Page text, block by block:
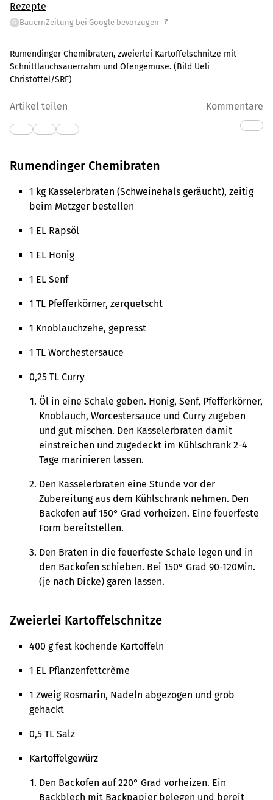
Rezepte
G BauernZeitung bei Google bevorzugen ?
Rumendinger Chemibraten, zweierlei Kartoffelschnitze mit
Schnittlauchsauerrahm und Ofengemüse. (Bild Ueli
Christoffel/SRF)
Artikel teilen Kommentare
Rumendinger Chemibraten
1 kg Kasselerbraten (Schweinehals geräucht), zeitig
beim Metzger bestellen
1 EL Rapsöl
1 EL Honig
1 EL Senf
1 TL Pfefferkörner, zerquetscht
1 Knoblauchzehe, gepresst
1 TL Worchestersauce
0,25 TL Curry
Öl in eine Schale geben. Honig, Senf, Pfefferkörner,
Knoblauch, Worcestersauce und Curry zugeben
und gut mischen. Den Kasselerbraten damit
einstreichen und zugedeckt im Kühlschrank 2-4
Tage marinieren lassen.
Den Kasselerbraten eine Stunde vor der
Zubereitung aus dem Kühlschrank nehmen. Den
Backofen auf 150° Grad vorheizen. Eine feuerfeste
Form bereitstellen.
Den Braten in die feuerfeste Schale legen und in
den Backofen schieben. Bei 150° Grad 90-120Min.
(je nach Dicke) garen lassen.
Zweierlei Kartoffelschnitze
400 g fest kochende Kartoffeln
1 EL Pflanzenfettcrème
1 Zweig Rosmarin, Nadeln abgezogen und grob
gehackt
0,5 TL Salz
Kartoffelgewürz
Den Backofen auf 220° Grad vorheizen. Ein
Backblech mit Backpapier belegen und bereit